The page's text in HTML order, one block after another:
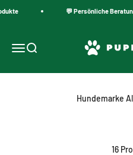
💬 Persönliche
Navigationsmenü öffnen
Suche öffnen
PuppyToys.nl
Hundemarke
16